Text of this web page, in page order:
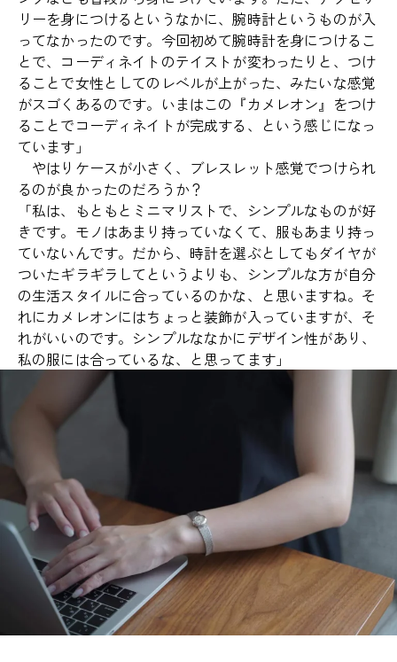
リーを身につけるというなかに、腕時計というものが入
ってなかったのです。今回初めて腕時計を身につけるこ
とで、コーディネイトのテイストが変わったりと、つけ
ることで女性としてのレベルが上がった、みたいな感覚
がスゴくあるのです。いまはこの『カメレオン』をつけ
ることでコーディネイトが完成する、という感じになっ
ています」
やはりケースが小さく、ブレスレット感覚でつけられ
るのが良かったのだろうか？
「私は、もともとミニマリストで、シンプルなものが好
きです。モノはあまり持っていなくて、服もあまり持っ
ていないんです。だから、時計を選ぶとしてもダイヤが
ついたギラギラしてというよりも、シンプルな方が自分
の生活スタイルに合っているのかな、と思いますね。そ
れにカメレオンにはちょっと装飾が入っていますが、そ
れがいいのです。シンプルななかにデザイン性があり、
私の服には合っているな、と思ってます」